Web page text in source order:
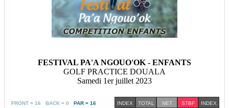
FESTIVAL PA'A NGOUO'OK - ENFANTS
GOLF PRACTICE DOUALA
Samedi 1er juillet 2023
FRONT = 16 BACK = 0 PAR = 16 INDEX TOTAL NET STBF INDEX